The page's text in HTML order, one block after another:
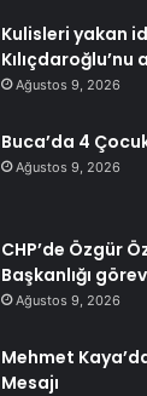
Kulisleri yakan
Ağustos 9, 2026
Buca’da 4
Ağustos 9, 2026
CHP’de Özgür
Başkanlığı
Ağustos 9, 2026
Mehmet
Mesajı